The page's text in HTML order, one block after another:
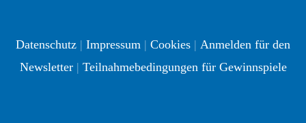
Datenschutz | Impressum | Cookies | Anmelden für den
Newsletter| Teilnahmebedingungen für Gewinnspiele